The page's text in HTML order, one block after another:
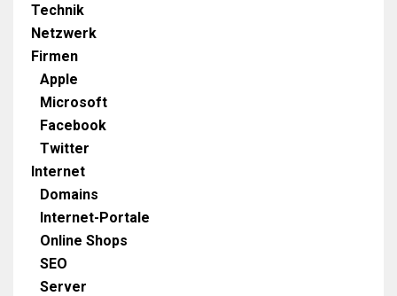
Technik
Netzwerk
Firmen
Apple
Microsoft
Facebook
Twitter
Internet
Domains
Internet-Portale
Online Shops
SEO
Server